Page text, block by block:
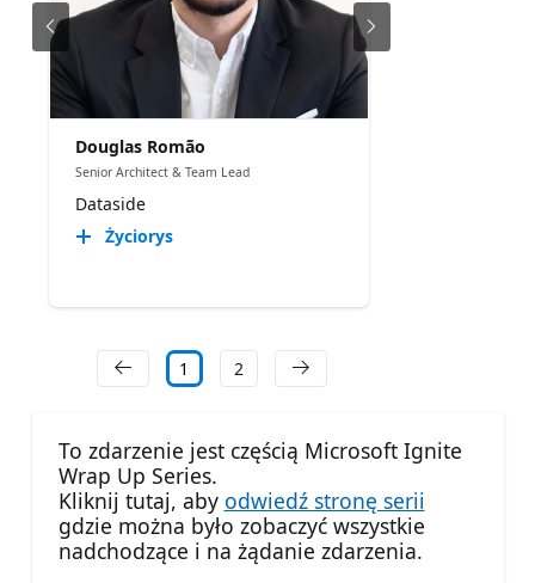
Douglas Romão
Senior Architect & Team Lead
Dataside
Życiorys
1 2
To zdarzenie jest częścią Microsoft Ignite
Wrap Up Series.
Kliknij tutaj, aby odwiedź stronę serii
gdzie można było zobaczyć wszystkie
nadchodzące i na żądanie zdarzenia.